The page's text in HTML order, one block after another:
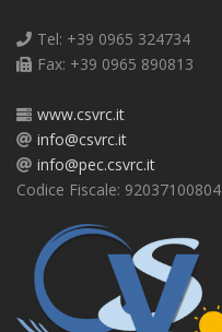
Tel: +39 0965 324734
Fax: +39 0965 890813
www.csvrc.it
info@csvrc.it
info@pec.csvrc.it
Codice Fiscale: 92037100804